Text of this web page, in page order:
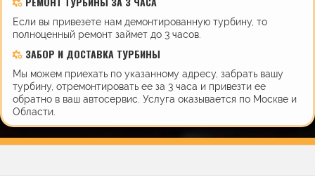
Если вы привезете нам демонтированную турбину, то
полноценный ремонт займет до 3 часов.
ЗАБОР И ДОСТАВКА ТУРБИНЫ
Мы можем приехать по указанному адресу, забрать вашу
турбину, отремонтировать ее за 3 часа и привезти ее
обратно в ваш автосервис. Услуга оказывается по Москве и
Области.